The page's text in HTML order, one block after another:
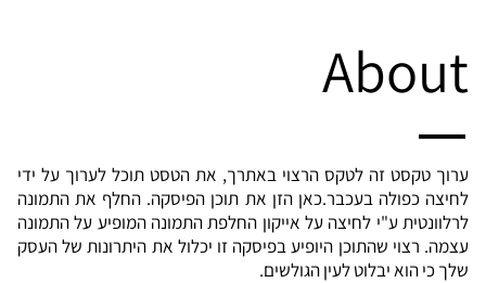
About
ערוך טקסט זה לטקס הרצוי באתרך, את הטסט תוכל לערוך על ידי
לחיצה כפולה בעכבר.כאן הזן את תוכן הפיסקה. החלף את התמונה
לרלוונטית ע"י לחיצה על אייקון החלפת התמונה המופיע על התמונה
עצמה. רצוי שהתוכן היופיע בפיסקה זו יכלול את היתרונות של העסק
שלך כי הוא יבלוט לעין הגולשים.